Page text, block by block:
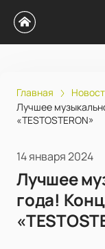
Главная
Лучшее
«TESTOSTERON»
14 января 2024
Лучшее
года!